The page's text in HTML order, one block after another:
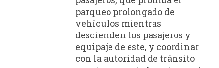
parqueo prolongado de
vehículos mientras
descienden los pasajeros y
equipaje de este, y coordinar
con la autoridad de tránsito